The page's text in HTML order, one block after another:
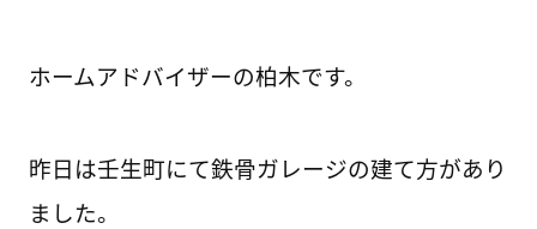
ホームアドバイザーの柏木です。
昨日は壬生町にて鉄骨ガレージの建て方があり
ました。